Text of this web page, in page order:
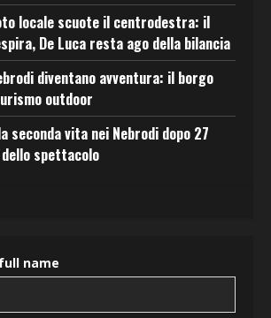
locale scuote il centrodestra: il
De Luca resta ago della bilancia
diventano avventura: il borgo
outdoor
seconda vita nei Nebrodi dopo 27
dello spettacolo
name